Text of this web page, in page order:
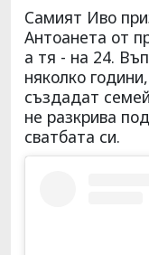
Самият Иво
Антоанета от
а тя - на 24.
няколко
създадат
не разкрива
сватбата си.